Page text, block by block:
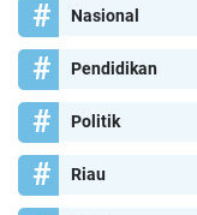
Nasional
Pendidikan
Politik
Riau